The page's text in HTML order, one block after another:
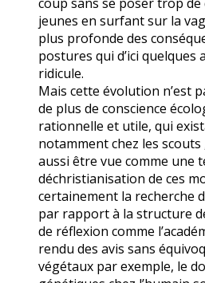
jeunes en surfant sur la
plus profonde des
postures qui d’ici
ridicule.
Mais cette évolution n’est
de plus de conscience
rationnelle et utile, qui
notamment chez les
aussi être vue comme une
déchristianisation de ces
certainement la recherche
par rapport à la structure
de réflexion comme
rendu des avis sans
végétaux par exemple, le